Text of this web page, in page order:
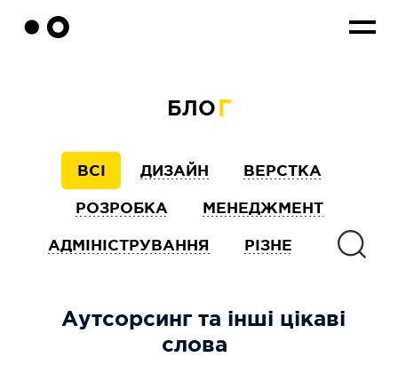
БЛОГ
ВСІ ДИЗАЙН ВЕРСТКА
РОЗРОБКА МЕНЕДЖМЕНТ
АДМІНІСТРУВАННЯ РІЗНЕ
Аутсорсинг та інші цікаві
слова